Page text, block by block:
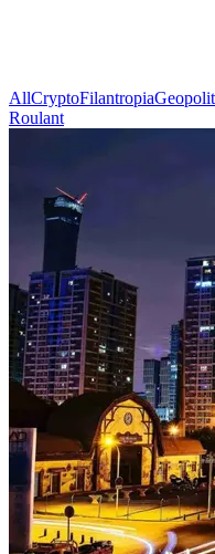
AllCryptoFilantropia
Roulant